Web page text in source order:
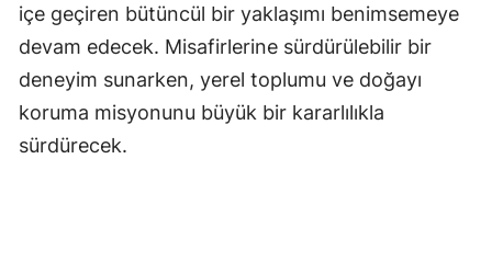
içe geçiren bütüncül bir yaklaşımı benimsemeye
devam edecek. Misafirlerine sürdürülebilir bir
deneyim sunarken, yerel toplumu ve doğayı
koruma misyonunu büyük bir kararlılıkla
sürdürecek.